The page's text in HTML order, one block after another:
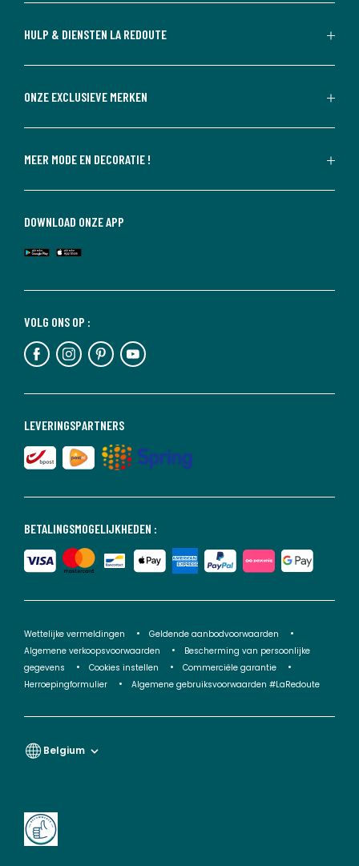
HULP & DIENSTEN LA REDOUTE
ONZE EXCLUSIEVE MERKEN
MEER MODE EN DECORATIE !
BETALINGSMOGELIJKHEDEN :
LEVERINGSPARTNERS
VOLG ONS OP :
DOWNLOAD ONZE APP
Wettelijke vermeldingen
Geldende aanbodvoorwaarden
Algemene verkoopsvoorwaarden
Bescherming van persoonlijke
gegevens
Cookies instellen
Commerciële garantie
Herroepingformulier
Algemene gebruiksvoorwaarden #LaRedoute
Belgium